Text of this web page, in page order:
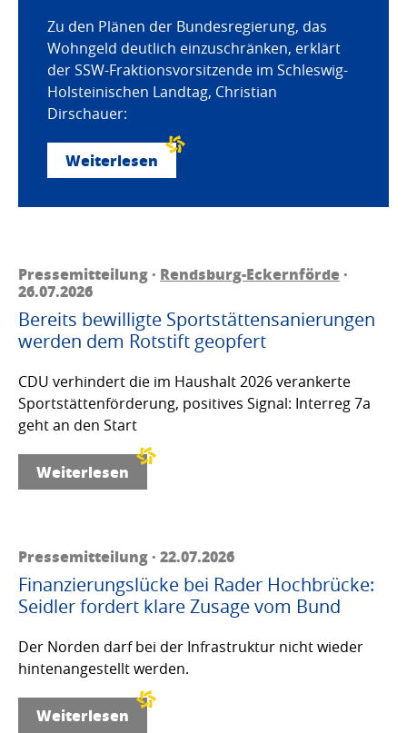
Zu den Plänen der Bundesregierung, das
Wohngeld deutlich einzuschränken, erklärt
der SSW-Fraktionsvorsitzende im Schleswig-
Holsteinischen Landtag, Christian
Dirschauer:
Weiterlesen
Pressemitteilung · Rendsburg-Eckernförde·
26.07.2026
Bereits bewilligte Sportstättensanierungen
werden dem Rotstift geopfert
CDU verhindert die im Haushalt 2026 verankerte
Sportstättenförderung, positives Signal: Interreg 7a
geht an den Start
Weiterlesen
Pressemitteilung · 22.07.2026
Finanzierungslücke bei Rader Hochbrücke:
Seidler fordert klare Zusage vom Bund
Der Norden darf bei der Infrastruktur nicht wieder
hintenangestellt werden.
Weiterlesen